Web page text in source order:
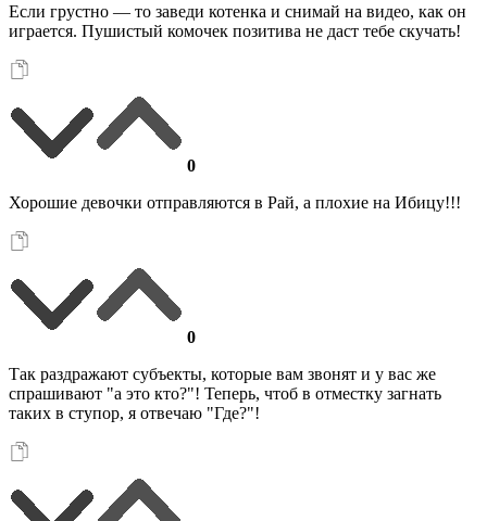
Если грустно — то заведи котенка и снимай на видео, как он
играется. Пушистый комочек позитива не даст тебе скучать!
0
Хорошие девочки отправляются в Рай, а плохие на Ибицу!!!
0
Так раздражают субъекты, которые вам звонят и у вас же
спрашивают "а это кто?"! Теперь, чтоб в отместку загнать
таких в ступор, я отвечаю "Где?"!